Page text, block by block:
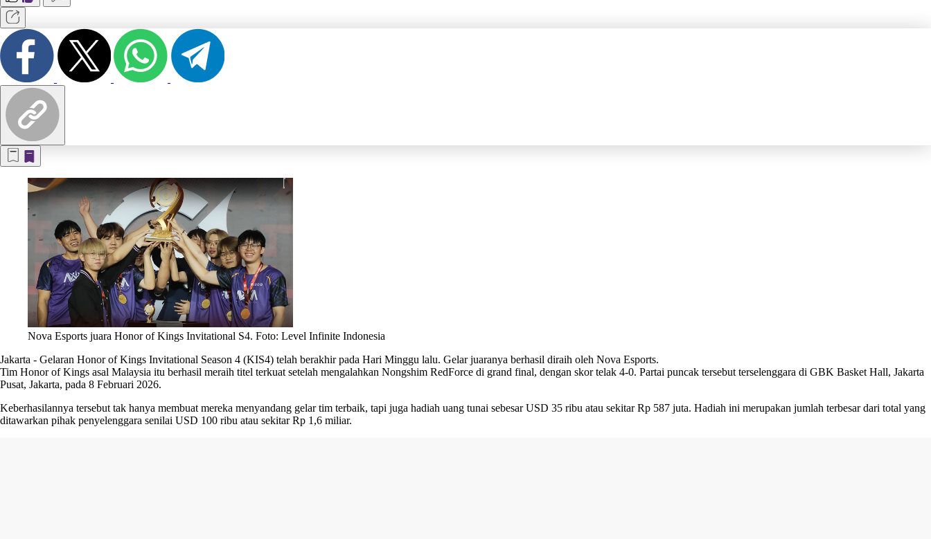
Nova Esports juara Honor of Kings Invitational S4. Foto: Level Infinite Indonesia
Jakarta - Gelaran Honor of Kings Invitational Season 4 (KIS4) telah berakhir pada Hari Minggu lalu. Gelar juaranya berhasil diraih oleh Nova Esports.
Tim Honor of Kings asal Malaysia itu berhasil meraih titel terkuat setelah mengalahkan Nongshim RedForce di grand final, dengan skor telak 4-0. Partai puncak tersebut terselenggara di GBK Basket Hall, Jakarta
Pusat, Jakarta, pada 8 Februari 2026.
Keberhasilannya tersebut tak hanya membuat mereka menyandang gelar tim terbaik, tapi juga hadiah uang tunai sebesar USD 35 ribu atau sekitar Rp 587 juta. Hadiah ini merupakan jumlah terbesar dari total yang
ditawarkan pihak penyelenggara senilai USD 100 ribu atau sekitar Rp 1,6 miliar.